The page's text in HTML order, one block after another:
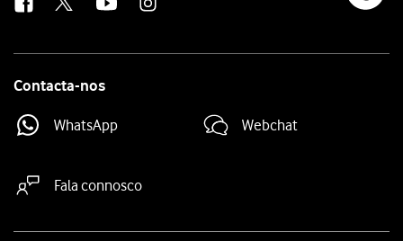
Contacta-nos
WhatsApp Webchat
Fala connosco